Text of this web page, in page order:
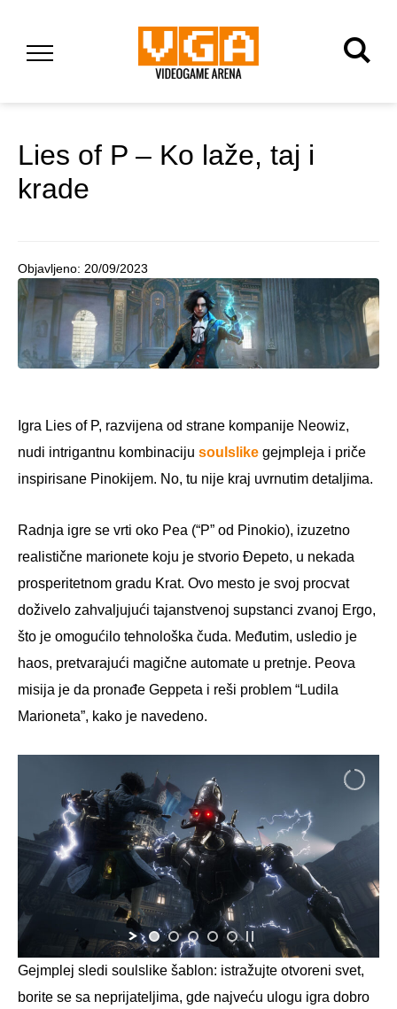
Lies of P – Ko laže, taj i
krade
Objavljeno: 20/09/2023
Igra Lies of P, razvijena od strane kompanije Neowiz,
nudi intrigantnu kombinaciju soulslike gejmpleja i priče
inspirisane Pinokijem. No, tu nije kraj uvrnutim detaljima.
Radnja igre se vrti oko Pea (“P” od Pinokio), izuzetno
realistične marionete koju je stvorio Đepeto, u nekada
prosperitetnom gradu Krat. Ovo mesto je svoj procvat
doživelo zahvaljujući tajanstvenoj supstanci zvanoj Ergo,
što je omogućilo tehnološka čuda. Međutim, usledio je
haos, pretvarajući magične automate u pretnje. Peova
misija je da pronađe Geppeta i reši problem “Ludila
Marioneta”, kako je navedeno.
Gejmplej sledi soulslike šablon: istražujte otvoreni svet,
borite se sa neprijateljima, gde najveću ulogu igra dobro